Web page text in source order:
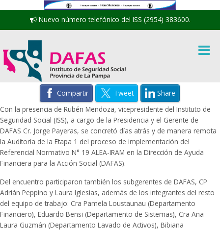
Nuevo número telefónico del ISS (2954) 383600.
Compartir Tweet
Share
Con la presencia de Rubén Mendoza, vicepresidente del Instituto de
Seguridad Social (ISS), a cargo de la Presidencia y el Gerente de
DAFAS Cr. Jorge Payeras, se concretó días atrás y de manera remota
la Auditoría de la Etapa 1 del proceso de implementación del
Referencial Normativo N° 19 ALEA-IRAM en la Dirección de Ayuda
Financiera para la Acción Social (DAFAS).
Del encuentro participaron también los subgerentes de DAFAS, CP
Adrián Peppino y Laura Iglesias, además de los integrantes del resto
del equipo de trabajo: Cra Pamela Loustaunau (Departamento
Financiero), Eduardo Bensi (Departamento de Sistemas), Cra Ana
Laura Guzmán (Departamento Lavado de Activos), Bibiana